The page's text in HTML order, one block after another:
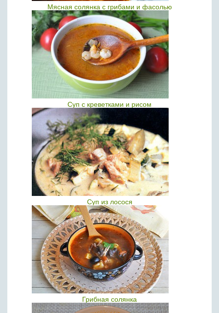
Мясная солянка с грибами и фасолью
Суп с креветками и рисом
Суп из лосося
Грибная солянка